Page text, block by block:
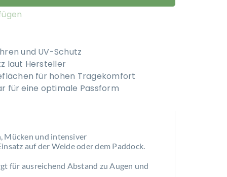
Ohren
Menge
und UV-Schutz
laut Hersteller
für hohen Tragekomfort
für eine optimale Passform
Mücken und intensiver
auf der Weide oder dem Paddock.
für ausreichend Abstand zu Augen und